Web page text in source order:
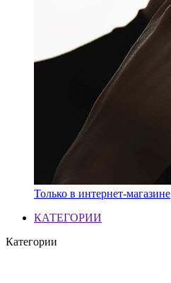
Только в интернет-магазине
КАТЕГОРИИ
Категории